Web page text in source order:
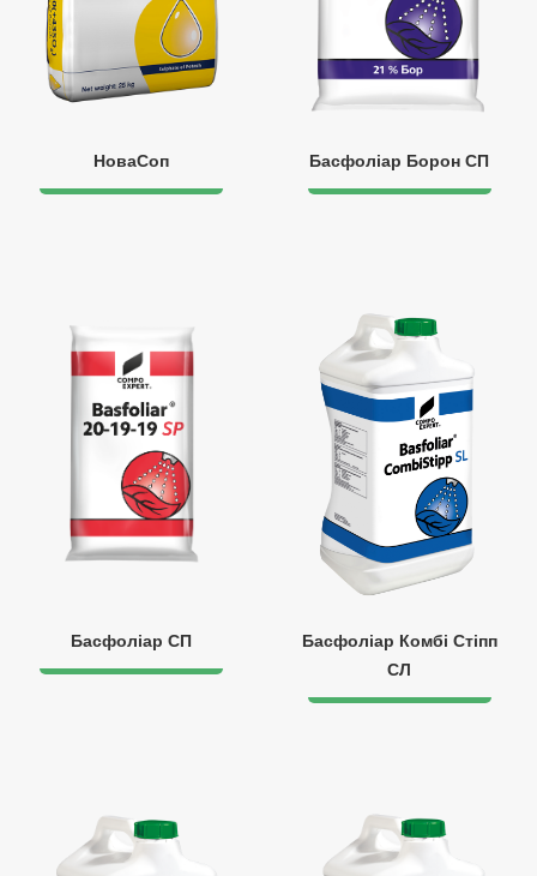
НоваСоп Басфоліар Борон СП
Басфоліар СП
Басфоліар Комбі Стіпп
СЛ